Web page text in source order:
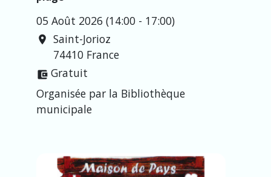
05 Août 2026 (14:00 - 17:00)
location_on Saint-Jorioz
74410 France
account_balance_wallet Gratuit
Organisée par la Bibliothèque
municipale